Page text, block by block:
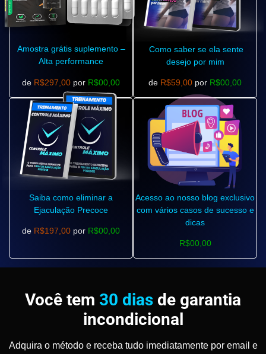
Amostra grátis suplemento –
Alta performance
de R$297,00 por R$00,00
Como saber se ela sente
desejo por mim
de R$59,00 por R$00,00
Saiba como eliminar a
Ejaculação Precoce
de R$197,00 por R$00,00
Acesso ao nosso blog exclusivo
com vários casos de sucesso e
dicas
R$00,00
Você tem 30 dias de garantia
incondicional
Adquira o método e receba tudo imediatamente por email e